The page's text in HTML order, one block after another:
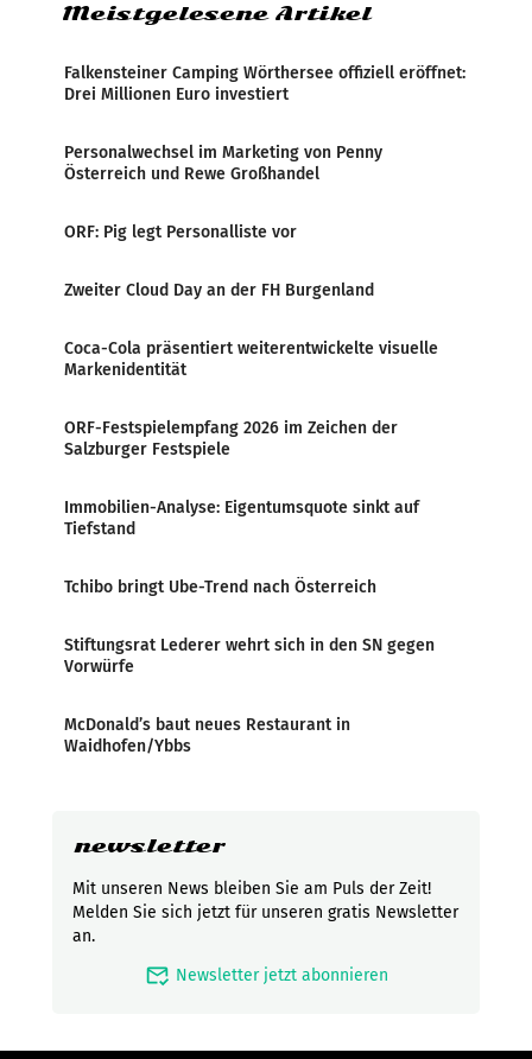
Meistgelesene Artikel
Falkensteiner Camping Wörthersee offiziell eröffnet:
Drei Millionen Euro investiert
Personalwechsel im Marketing von Penny
Österreich und Rewe Großhandel
ORF: Pig legt Personalliste vor
Zweiter Cloud Day an der FH Burgenland
Coca-Cola präsentiert weiterentwickelte visuelle
Markenidentität
ORF-Festspielempfang 2026 im Zeichen der
Salzburger Festspiele
Immobilien-Analyse: Eigentumsquote sinkt auf
Tiefstand
Tchibo bringt Ube-Trend nach Österreich
Stiftungsrat Lederer wehrt sich in den SN gegen
Vorwürfe
McDonald’s baut neues Restaurant in
Waidhofen/Ybbs
newsletter
Mit unseren News bleiben Sie am Puls der Zeit!
Melden Sie sich jetzt für unseren gratis Newsletter
an.
mark_email_read Newsletter jetzt abonnieren